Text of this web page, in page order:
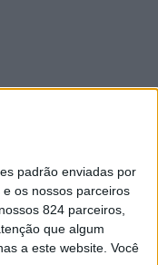
padrão enviadas por
os nossos parceiros
824 parceiros,
que algum
a este website. Você